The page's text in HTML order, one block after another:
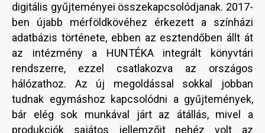
digitális gyűjteményei összekapcsolódjanak. 2017-
ben újabb mérföldkövéhez érkezett a színházi
adatbázis története, ebben az esztendőben állt át
az intézmény a HUNTÉKA integrált könyvtári
rendszerre, ezzel csatlakozva az országos
hálózathoz. Az új megoldással sokkal jobban
tudnak egymáshoz kapcsolódni a gyűjtemények,
bár elég sok munkával járt az átállás, mivel a
produkciók sajátos jellemzőit nehéz volt az